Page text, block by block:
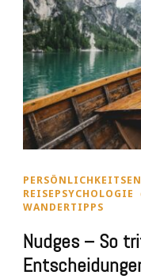
REISEPSYCHOLOGIE
WANDERTIPPS
Nudges – So